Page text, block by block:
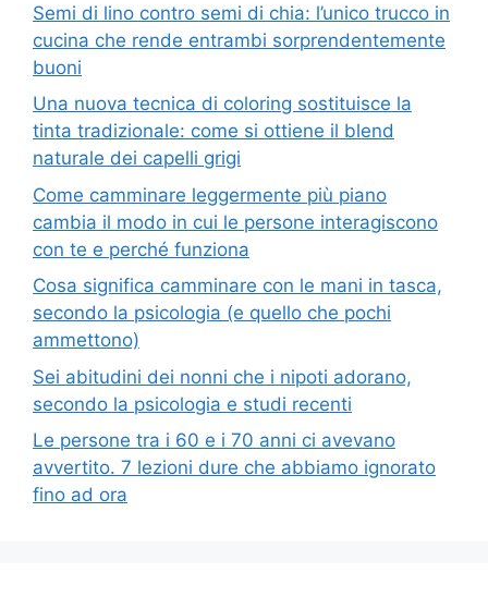
Semi di lino contro semi di chia: l’unico trucco in
cucina che rende entrambi sorprendentemente
buoni
Una nuova tecnica di coloring sostituisce la
tinta tradizionale: come si ottiene il blend
naturale dei capelli grigi
Come camminare leggermente più piano
cambia il modo in cui le persone interagiscono
con te e perché funziona
Cosa significa camminare con le mani in tasca,
secondo la psicologia (e quello che pochi
ammettono)
Sei abitudini dei nonni che i nipoti adorano,
secondo la psicologia e studi recenti
Le persone tra i 60 e i 70 anni ci avevano
avvertito. 7 lezioni dure che abbiamo ignorato
fino ad ora